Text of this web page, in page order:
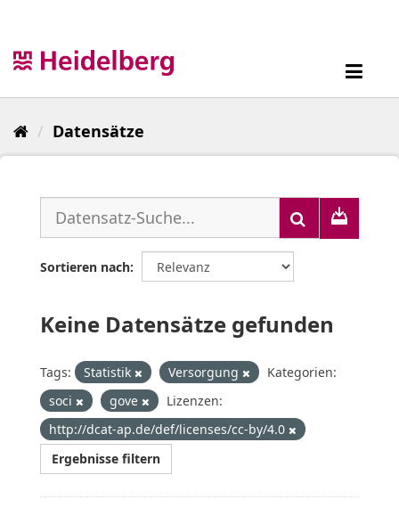
Datensätze
Sortieren nach
Keine Datensätze gefunden
Tags: Statistik Versorgung
Kategorien:
soci
gove
Lizenzen:
http://dcat-ap.de/def/licenses/cc-by/4.0
Ergebnisse filtern